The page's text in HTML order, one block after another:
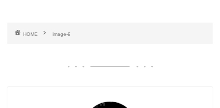
HOME image-9